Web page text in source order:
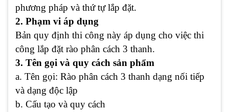
phương pháp và thứ tự lắp đặt.
2. Phạm vi áp dụng
Bản quy định thi công này áp dụng cho việc thi
công lắp đặt rào phân cách 3 thanh.
3. Tên gọi và quy cách sản phẩm
a. Tên gọi: Rào phân cách 3 thanh dạng nối tiếp
và dạng độc lập
b. Cấu tạo và quy cách